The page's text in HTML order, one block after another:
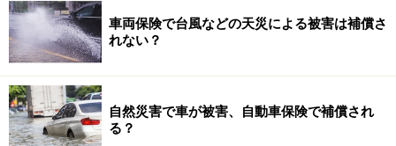
車両保険で台風などの天災による被害は補償さ
れない？
自然災害で車が被害、自動車保険で補償され
る？